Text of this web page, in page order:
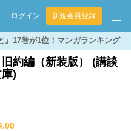
ログイン 新規会員登録
』17巻が1位！マンガランキング
約編（新装版） (講談
)